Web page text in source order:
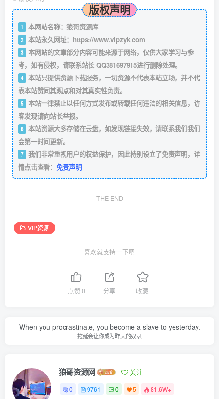
版权声明
1 本网站名称：狼哥资源库
2 本站永久网址： https://www.vipzyk.com
3 本网站的文章部分内容可能来源于网络，仅供大家学习与参
考，如有侵权，请联系站长 QQ381697915进行删除处理。
4 本站只提供资源下载服务，一切资源不代表本站立场，并不代
表本站赞同其观点和对其真实性负责。
5 本站一律禁止以任何方式发布或转载任何违法的相关信息，访
客发现请向站长举报。
6 本站资源大多存储在云盘，如发现链接失效，请联系我们我们
会第一时间更新。
7 我们非常重视用户的权益保护，因此特别设立了免责声明，详
情点击查看： 免责声明
THE END
VIP资源
喜欢就支持一下吧
点赞0 分享 收藏
When you procrastinate, you become a slave to yesterday.
拖延会让你成为昨天的奴隶
狼哥资源网 关注
0 9761 0 5 81.6W+